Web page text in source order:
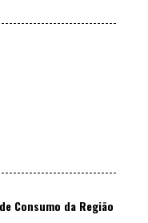
Consumo da Região